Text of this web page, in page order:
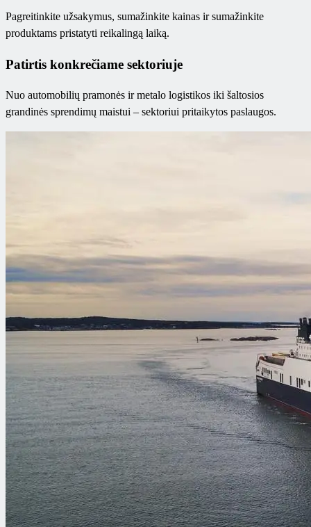
Pagreitinkite užsakymus, sumažinkite kainas ir sumažinkite
produktams pristatyti reikalingą laiką.
Patirtis konkrečiame sektoriuje
Nuo automobilių pramonės ir metalo logistikos iki šaltosios
grandinės sprendimų maistui – sektoriui pritaikytos paslaugos.